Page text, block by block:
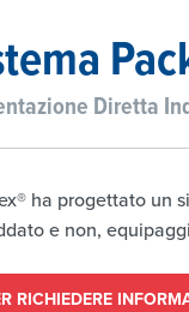
Diretta
ha progettato un
e non,
RICHIEDERE